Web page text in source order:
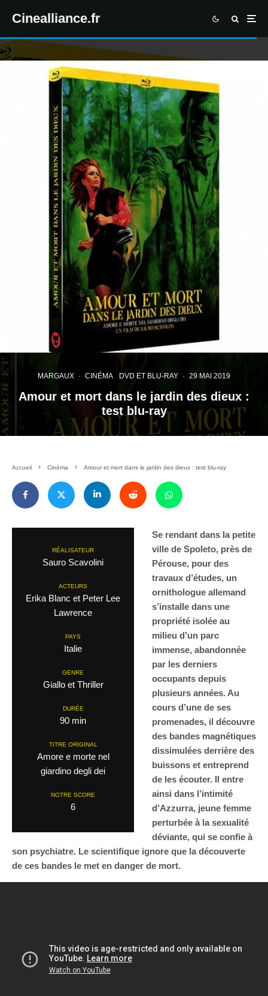
Cinealliance.fr
MARGAUX · CINÉMA DVD ET BLU-RAY · 29 MAI 2019
Amour et mort dans le jardin des dieux :
test blu-ray
Accueil Cinéma Amour et mort dans le jardin des dieux : test blu-ray
RÉALISATEUR
Sauro Scavolini
ACTEURS
Erika Blanc et Peter Lee
Lawrence
PAYS
Italie
GENRE
Giallo et Thriller
DURÉE
90 min
TITRE ORIGINAL
Amore e morte nel
giardino degli dei
NOTRE SCORE
6
Se rendant dans la petite
ville de Spoleto, près de
Pérouse, pour des
travaux d’études, un
ornithologue allemand
s’installe dans une
propriété isolée au
milieu d’un parc
immense, abandonnée
par les derniers
occupants depuis
plusieurs années. Au
cours d’une de ses
promenades, il découvre
des bandes magnétiques
dissimulées derrière des
buissons et entreprend
de les écouter. Il entre
ainsi dans l’intimité
d’Azzurra, jeune femme
perturbée à la sexualité
déviante, qui se confie à
son psychiatre. Le scientifique ignore que la découverte
de ces bandes le met en danger de mort.